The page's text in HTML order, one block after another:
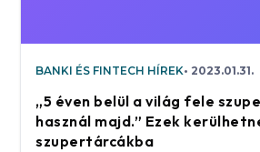
BANKI ÉS FINTECH HÍREK 2023.01.31.
„5 éven belül a világ fele
használ majd.” Ezek
szupertárcákba